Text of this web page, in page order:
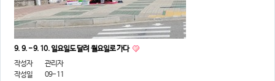
9. 9. - 9. 10. 일요일도 달려 월요일로 가다
작성자
관리자
작성일
09-11